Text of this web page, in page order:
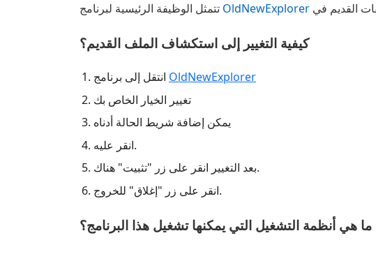
OldNewExplorer
كيفية التغيير إلى استكشاف الملف القديم؟
OldNewExplorer
تغيير الخيار الخاص بك
يمكن إضافة شريط الحالة أدناه
انقر عليه.
بعد التغيير انقر على زر "تثبيت" هناك.
انقر على زر "إغلاق" للخروج.
ما هي أنظمة التشغيل التي يمكنها تشغيل هذا البرنامج؟